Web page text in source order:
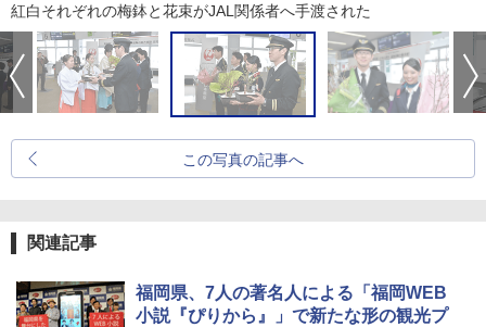
紅白それぞれの梅鉢と花束がJAL関係者へ手渡された
この写真の記事へ
関連記事
福岡県、7人の著名人による「福岡WEB
小説『ぴりから』」で新たな形の観光プ